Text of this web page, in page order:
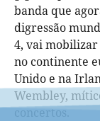
banda que
digressão
4, vai
no continente
Unido e na
Wembley,
concertos.